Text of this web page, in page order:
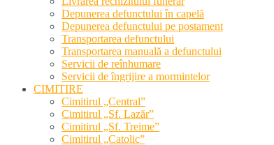
Depunerea defunctului în capelă
Depunerea defunctului pe postament
Transportarea defunctului
Transportarea manuală a defunctului
Servicii de reînhumare
Servicii de îngrijire a mormintelor
CIMITIRE
Cimitirul „Central”
Cimitirul „Sf. Lazăr”
Cimitirul „Sf. Treime”
Cimitirul „Catolic”